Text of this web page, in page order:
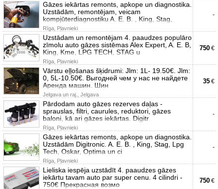
Gāzes iekārtas remonts, apkope un diagnostika.
Uzstādām, remontējam, veicam
kompjūterdiagnostiku A. E. B. , King, Stag,
Rīga, Pļavnieki
-
Uzstādam un remontējam 4. paaudzes populāro
zīmolu auto gāzes sistēmas Alex Expert, A. E. B,
King, Kme, LPG TECH, STAG u
Rīga, Pļavnieki
750 €
Vārstu eļļošanas šķidrumi: Jlm: 1L- 19.50€. Jlm:
0, 5L-10.50€. Выгодней чем у нас не найдете
Аренда машин. Шин
Jelgava un raj., Jelgava
35 €
Pārdodam auto gāzes rezerves daļas -
sprauslas, filtri, caurules, reduktori, gāzes
baloni, kā ari gāzes iekārtas. Digitr
Rīga, Pļavnieki
-
Gāzes iekārtas remonts, apkope un diagnostika.
Uzstādām Digitronic. A. E. B. , King, Stag, Lpg
Tech, Oskar, Optima un ci
Rīga, Pļavnieki
-
Lieliska iespēja uzstādīt 4. paaudzes gāzes
iekārtu tavam auto par super cenu. 4 cilindri -
750€ Прекрасная возмо
750 €